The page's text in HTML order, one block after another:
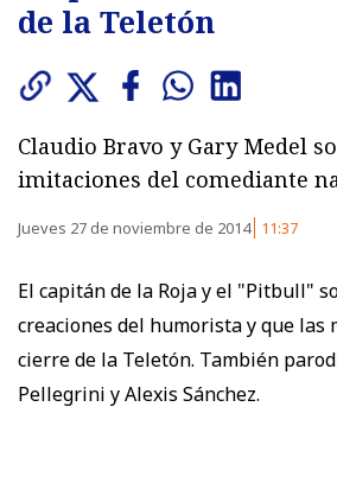
de la Teletón
Claudio Bravo y Gary Medel
imitaciones del comediante
Jueves 27 de noviembre de 2014 11:37
El capitán de la Roja y el "Pitbull"
creaciones del humorista y que las
cierre de la Teletón. También
Pellegrini y Alexis Sánchez.